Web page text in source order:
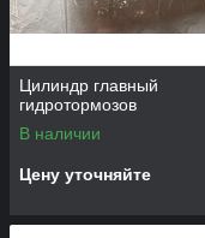
Цилиндр главный
гидротормозов
В наличии
Цену уточняйте